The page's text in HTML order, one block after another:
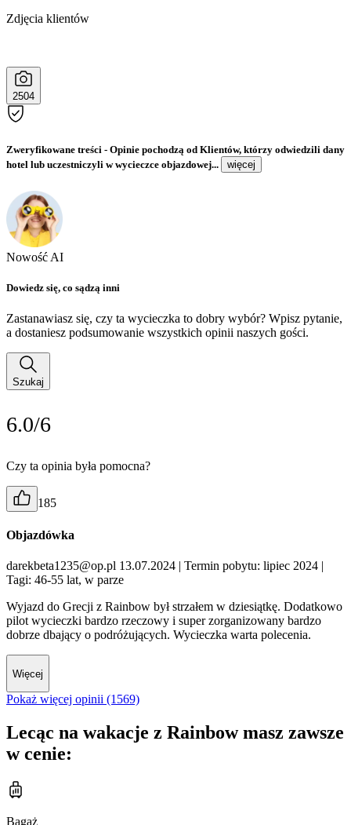
Zdjęcia klientów
2504
Zweryfikowane treści - Opinie pochodzą od Klientów, którzy odwiedzili dany
hotel lub uczestniczyli w wycieczce objazdowej...
więcej
Nowość AI
Dowiedz się, co sądzą inni
Zastanawiasz się, czy ta wycieczka to dobry wybór? Wpisz pytanie,
a dostaniesz podsumowanie wszystkich opinii naszych gości.
Szukaj
6.0/6
Czy ta opinia była pomocna?
185
Objazdówka
darekbeta1235@op.pl 13.07.2024 | Termin pobytu: lipiec 2024
Tagi: 46-55 lat, w parze
Wyjazd do Grecji z Rainbow był strzałem w dziesiątkę. Dodatkowo
pilot wycieczki bardzo rzeczowy i super zorganizowany bardzo
dobrze dbający o podróżujących. Wycieczka warta polecenia.
Więcej
Pokaż więcej opinii (1569)
Lecąc na wakacje z Rainbow masz zawsze
w cenie:
Bagaż